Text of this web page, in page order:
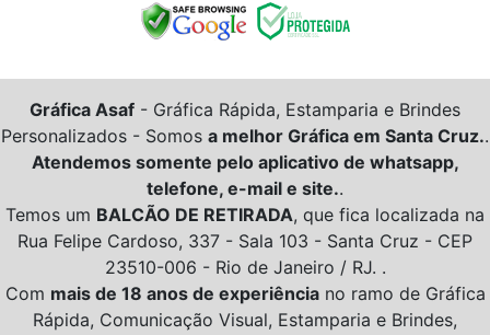
Gráfica Asaf - Gráfica Rápida, Estamparia e Brindes
Personalizados - Somos a melhor Gráfica em Santa Cruz..
Atendemos somente pelo aplicativo de whatsapp,
telefone, e-mail e site..
Temos um BALCÃO DE RETIRADA, que fica localizada na
Rua Felipe Cardoso, 337 - Sala 103 - Santa Cruz - CEP
23510-006 - Rio de Janeiro / RJ. .
Com mais de 18 anos de experiênciano ramo de Gráfica
Rápida, Comunicação Visual, Estamparia e Brindes,